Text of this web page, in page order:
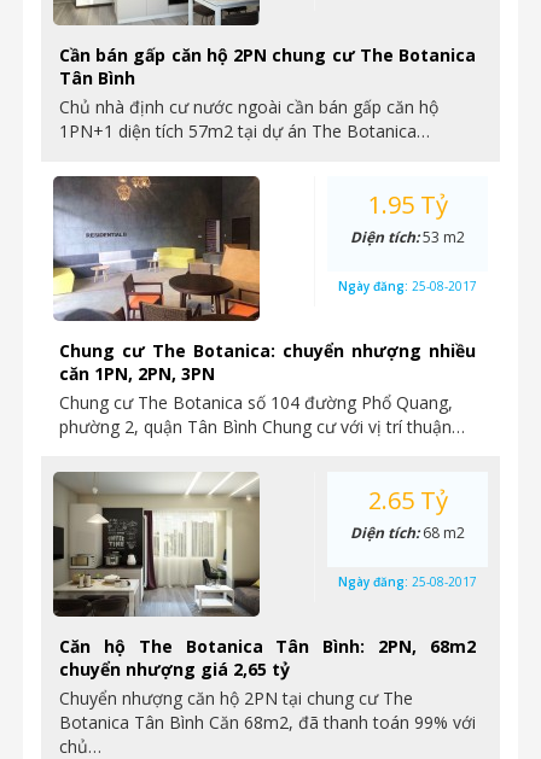
Cần bán gấp căn hộ 2PN chung cư The Botanica
Tân Bình
Chủ nhà định cư nước ngoài cần bán gấp căn hộ
1PN+1 diện tích 57m2 tại dự án The Botanica…
Chung cư The Botanica: chuyển nhượng nhiều
căn 1PN, 2PN, 3PN
Chung cư The Botanica số 104 đường Phổ Quang,
phường 2, quận Tân Bình Chung cư với vị trí thuận…
1.95 Tỷ
Diện tích:53 m2
Ngày đăng: 25-08-2017
Căn hộ The Botanica Tân Bình: 2PN, 68m2
chuyển nhượng giá 2,65 tỷ
Chuyển nhượng căn hộ 2PN tại chung cư The
Botanica Tân Bình Căn 68m2, đã thanh toán 99% với
chủ…
2.65 Tỷ
Diện tích:68 m2
Ngày đăng: 25-08-2017